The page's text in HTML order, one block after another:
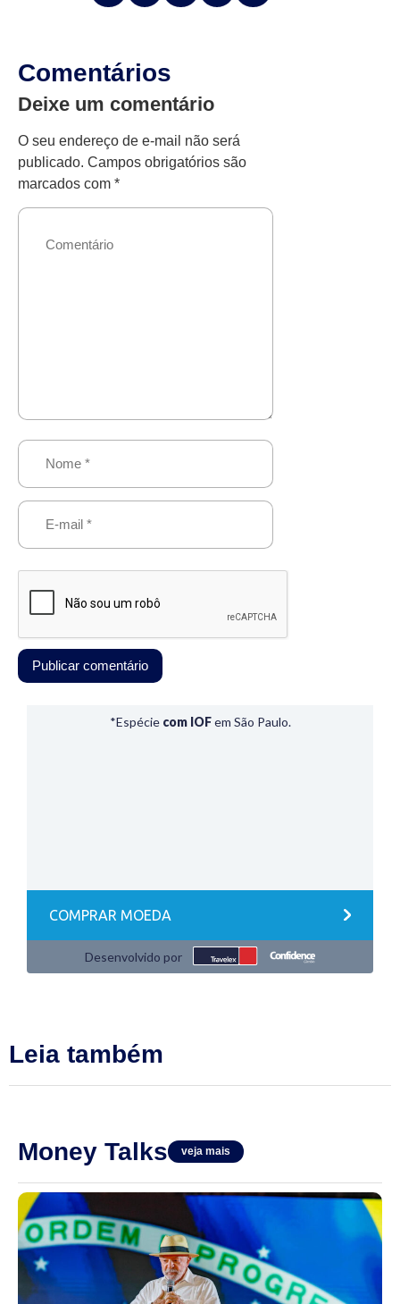
Comentários
Deixe um comentário
O seu endereço de e-mail não será
publicado. Campos obrigatórios são
marcados com *
Leia também
Money Talks veja mais